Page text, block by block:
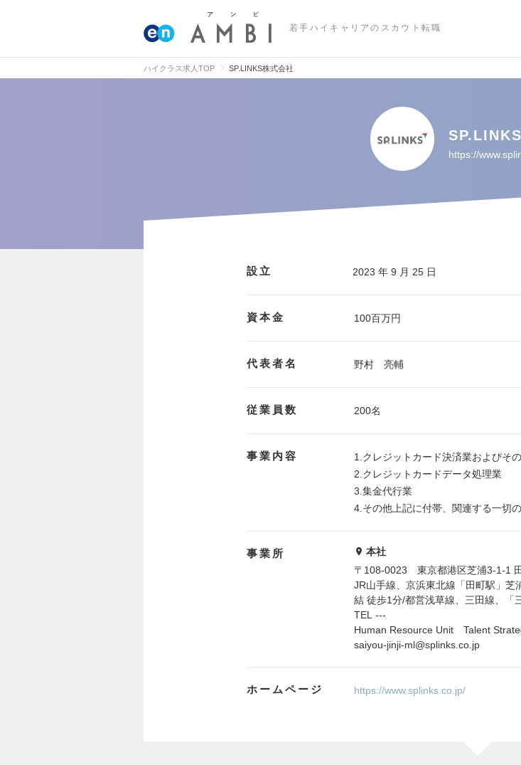
若手ハイキャリアのスカウト転職
ハイクラス求人TOP SP.LINKS株式会社
https://
設立 2023 年 9 月 25 日
資本金 100百万円
代表者名 野村 亮輔
従業員数 200名
事業内容
1.クレジットカード決済業およびそ
2.クレジットカードデータ処理業
3.集金代行業
4.その他上記に付帯、関連する一切
事業所
本社
〒108-0023 東京都港区芝浦3-1-1
JR山手線、京浜東北線「田町駅」芝
結 徒歩1分/都営浅草線、三田線、「
TEL ---
Human Resource Unit Talent
saiyou-jinji-ml@splinks.co.jp
ホームページ https://www.splinks.co.jp/